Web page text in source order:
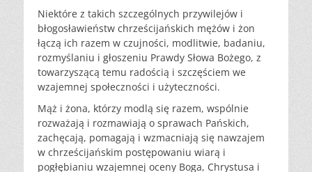
Niektóre z takich szczególnych przywilejów i
błogosławieństw chrześcijańskich mężów i żon
łączą ich razem w czujności, modlitwie, badaniu,
rozmyślaniu i głoszeniu Prawdy Słowa Bożego, z
towarzyszącą temu radością i szczęściem we
wzajemnej społeczności i użyteczności.
Mąż i żona, którzy modlą się razem, wspólnie
rozważają i rozmawiają o sprawach Pańskich,
zachęcają, pomagają i wzmacniają się nawzajem
w chrześcijańskim postępowaniu wiarą i
pogłębianiu wzajemnej oceny Boga, Chrystusa i